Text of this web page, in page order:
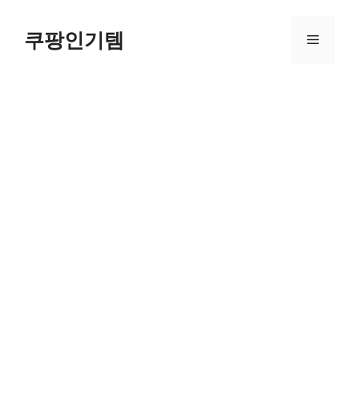
쿠팡인기템 메